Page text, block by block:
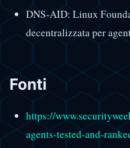
DNS-AID: Linux
decentralizzata per
Fonti
https://
agents-tested-and-